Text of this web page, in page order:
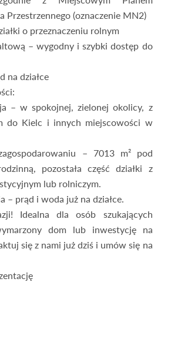
Przestrzennego (oznaczenie MN2)
o przeznaczeniu rolnym
– wygodny i szybki dostęp do
na działce
– w spokojnej, zielonej okolicy, z
do Kielc i innych miejscowości w
– 7013 m² pod
pozostała część działki z
lub rolniczym.
– prąd i woda już na działce.
Idealna dla osób szukających
dom lub inwestycję na
się z nami już dziś i umów się na